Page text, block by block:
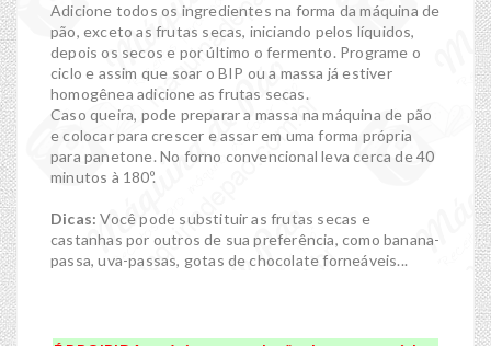
Adicione todos os ingredientes na forma da máquina de
pão, exceto as frutas secas, iniciando pelos líquidos,
depois os secos e por último o fermento. Programe o
ciclo e assim que soar o BIP ou a massa já estiver
homogênea adicione as frutas secas.
Caso queira, pode preparar a massa na máquina de pão
e colocar para crescer e assar em uma forma própria
para panetone. No forno convencional leva cerca de 40
minutos à 180º.
Dicas:Você pode substituir as frutas secas e
castanhas por outros de sua preferência, como banana-
passa, uva-passas, gotas de chocolate forneáveis...